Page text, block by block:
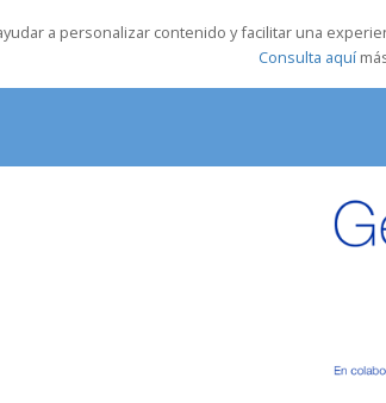
a personalizar contenido y facilitar una
Consulta aquí